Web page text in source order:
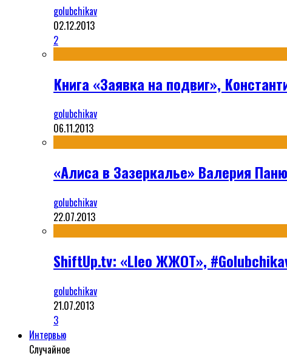
golubchikav
02.12.2013
2
Книга «Заявка на подвиг»,
golubchikav
06.11.2013
«Алиса в Зазеркалье» Валерия
golubchikav
22.07.2013
ShiftUp.tv: «Lleo ЖЖОТ»,
golubchikav
21.07.2013
3
Интервью
Случайное